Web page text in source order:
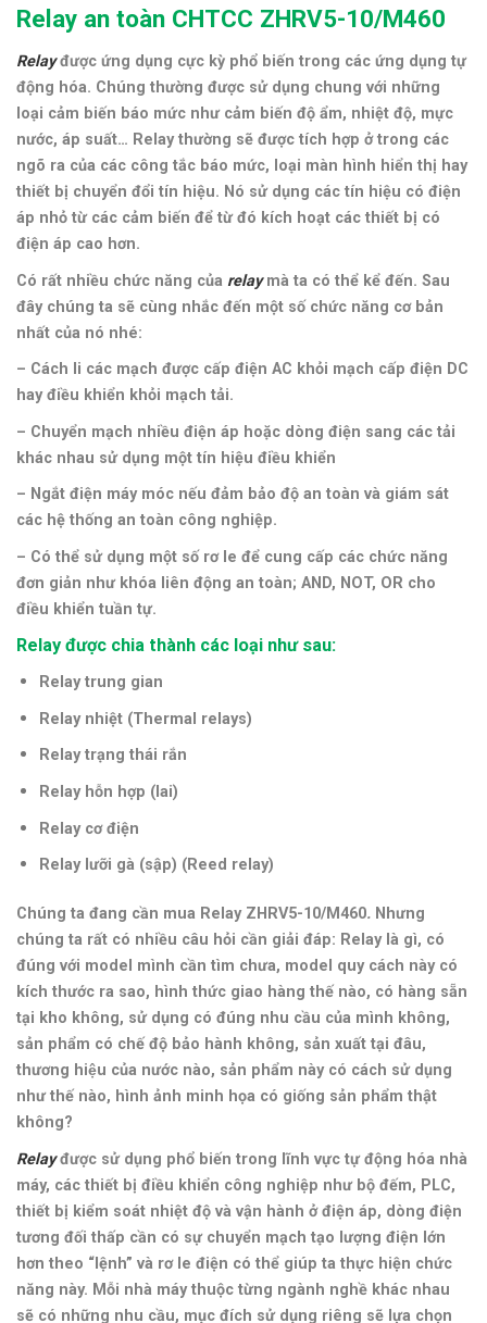
Relay an toàn CHTCC ZHRV5-10/M460
Relayđược ứng dụng cực kỳ phổ biến trong các ứng dụng tự
động hóa. Chúng thường được sử dụng chung với những
loại cảm biến báo mức như cảm biến độ ẩm, nhiệt độ, mực
nước, áp suất… Relay thường sẽ được tích hợp ở trong các
ngõ ra của các công tắc báo mức, loại màn hình hiển thị hay
thiết bị chuyển đổi tín hiệu. Nó sử dụng các tín hiệu có điện
áp nhỏ từ các cảm biến để từ đó kích hoạt các thiết bị có
điện áp cao hơn.
Có rất nhiều chức năng của relaymà ta có thể kể đến. Sau
đây chúng ta sẽ cùng nhắc đến một số chức năng cơ bản
nhất của nó nhé:
– Cách li các mạch được cấp điện AC khỏi mạch cấp điện DC
hayđiều khiển khỏi mạch tải.
– Chuyển mạch nhiều điện áp hoặc dòng điện sang các tải
khác nhau sử dụng một tín hiệu điều khiển
– Ngắt điện máy móc nếu đảm bảo độ an toàn và giám sát
các hệ thống an toàn công nghiệp.
– Có thể sử dụng một số rơ le để cung cấp các chức năng
đơn giản như khóa liên động an toàn; AND, NOT, OR cho
điều khiển tuần tự.
Relay được chia thành các loại như sau:
Relay trung gian
Relay nhiệt (Thermal relays)
Relay trạng thái rắn
Relay hỗn hợp (lai)
Relay cơ điện
Relay lưỡi gà (sập) (Reed relay)
Chúng ta đang cần mua Relay ZHRV5-10/M460. Nhưng
chúng ta rất có nhiều câu hỏi cần giải đáp: Relay là gì, có
đúng với model mình cần tìm chưa, model quy cách này có
kích thước ra sao, hình thức giao hàng thế nào, có hàng sẵn
tại kho không, sử dụng có đúng nhu cầu của mình không,
sản phẩm có chế độ bảo hành không, sản xuất tại đâu,
thương hiệu của nước nào, sản phẩm này có cách sử dụng
như thế nào, hình ảnh minh họa có giống sản phẩm thật
không?
Relay được sử dụng phổ biến trong lĩnh vực tự động hóa nhà
máy, các thiết bị điều khiển công nghiệp như bộ đếm, PLC,
thiết bị kiểm soát nhiệt độ và vận hành ở điện áp, dòng điện
tương đối thấp cần có sự chuyển mạch tạo lượng điện lớn
hơn theo “lệnh” và rơ le điện có thể giúp ta thực hiện chức
năng này. Mỗi nhà máy thuộc từng ngành nghề khác nhau
sẽ có những nhu cầu, mục đích sử dụng riêng sẽ lựa chọn